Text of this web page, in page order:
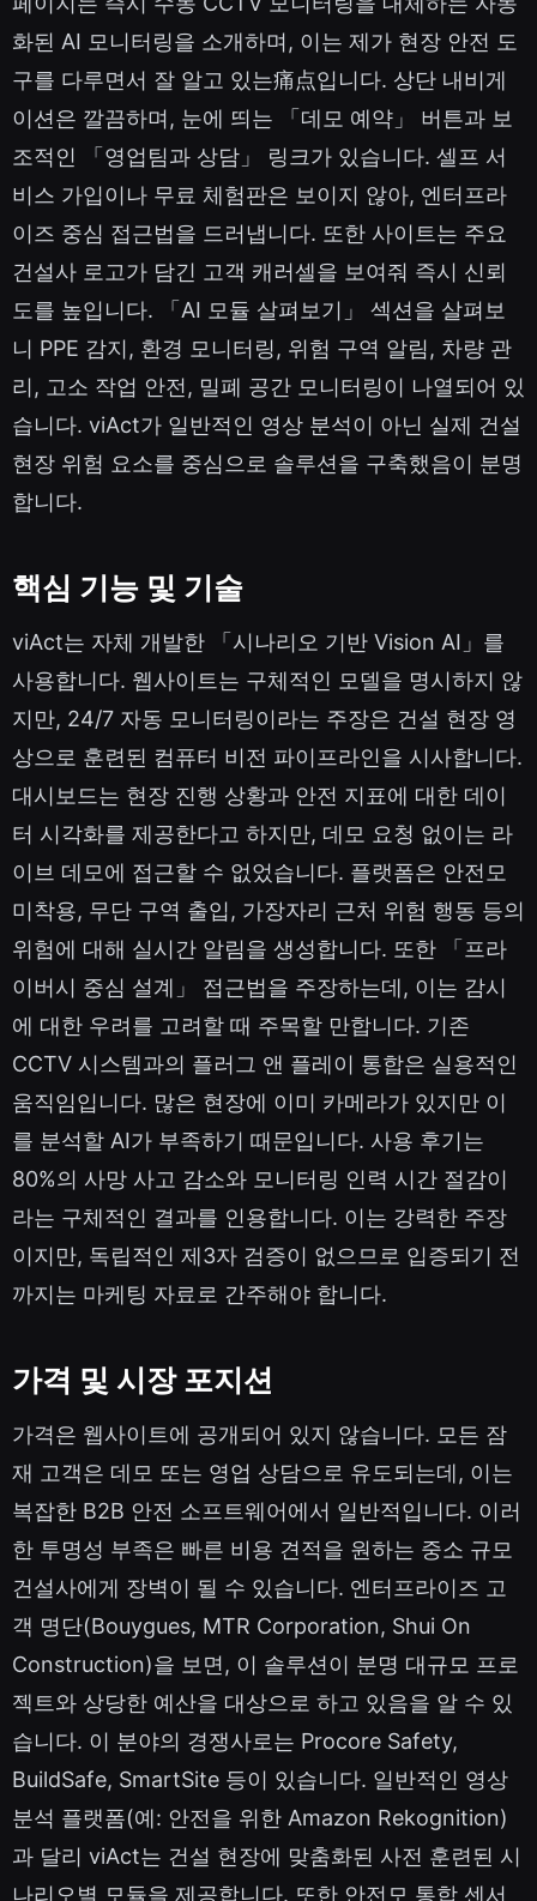
화된 AI 모니터링을 소개하며, 이는 제가 현장 안전 도
구를 다루면서 잘 알고 있는痛点입니다. 상단 내비게
이션은 깔끔하며, 눈에 띄는 「데모 예약」 버튼과 보
조적인 「영업팀과 상담」 링크가 있습니다. 셀프 서
비스 가입이나 무료 체험판은 보이지 않아, 엔터프라
이즈 중심 접근법을 드러냅니다. 또한 사이트는 주요
건설사 로고가 담긴 고객 캐러셀을 보여줘 즉시 신뢰
도를 높입니다. 「AI 모듈 살펴보기」 섹션을 살펴보
니 PPE 감지, 환경 모니터링, 위험 구역 알림, 차량 관
리, 고소 작업 안전, 밀폐 공간 모니터링이 나열되어 있
습니다. viAct가 일반적인 영상 분석이 아닌 실제 건설
현장 위험 요소를 중심으로 솔루션을 구축했음이 분명
합니다.
핵심 기능 및 기술
viAct는 자체 개발한 「시나리오 기반 Vision AI」를
사용합니다. 웹사이트는 구체적인 모델을 명시하지 않
지만, 24/7 자동 모니터링이라는 주장은 건설 현장 영
상으로 훈련된 컴퓨터 비전 파이프라인을 시사합니다.
대시보드는 현장 진행 상황과 안전 지표에 대한 데이
터 시각화를 제공한다고 하지만, 데모 요청 없이는 라
이브 데모에 접근할 수 없었습니다. 플랫폼은 안전모
미착용, 무단 구역 출입, 가장자리 근처 위험 행동 등의
위험에 대해 실시간 알림을 생성합니다. 또한 「프라
이버시 중심 설계」 접근법을 주장하는데, 이는 감시
에 대한 우려를 고려할 때 주목할 만합니다. 기존
CCTV 시스템과의 플러그 앤 플레이 통합은 실용적인
움직임입니다. 많은 현장에 이미 카메라가 있지만 이
를 분석할 AI가 부족하기 때문입니다. 사용 후기는
80%의 사망 사고 감소와 모니터링 인력 시간 절감이
라는 구체적인 결과를 인용합니다. 이는 강력한 주장
이지만, 독립적인 제3자 검증이 없으므로 입증되기 전
까지는 마케팅 자료로 간주해야 합니다.
가격 및 시장 포지션
가격은 웹사이트에 공개되어 있지 않습니다. 모든 잠
재 고객은 데모 또는 영업 상담으로 유도되는데, 이는
복잡한 B2B 안전 소프트웨어에서 일반적입니다. 이러
한 투명성 부족은 빠른 비용 견적을 원하는 중소 규모
건설사에게 장벽이 될 수 있습니다. 엔터프라이즈 고
객 명단(Bouygues, MTR Corporation, Shui On
Construction)을 보면, 이 솔루션이 분명 대규모 프로
젝트와 상당한 예산을 대상으로 하고 있음을 알 수 있
습니다. 이 분야의 경쟁사로는 Procore Safety,
BuildSafe, SmartSite 등이 있습니다. 일반적인 영상
분석 플랫폼(예: 안전을 위한 Amazon Rekognition)
과 달리 viAct는 건설 현장에 맞춤화된 사전 훈련된 시
나리오별 모듈을 제공합니다. 또한 안전모 통합 센서